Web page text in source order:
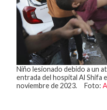
Niño lesionado debido a un
entrada del hospital Al Shifa
noviembre de 2023. Foto: